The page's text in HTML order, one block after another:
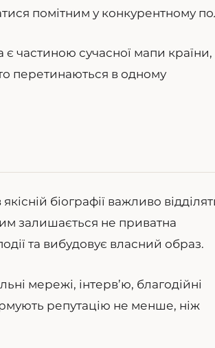
помітним у конкурентному
є частиною сучасної мапи
перетинаються в одному
біографії важливо
залишається не приватна
та вибудовує власний образ.
мережі, інтерв’ю, благодійні
репутацію не менше, ніж